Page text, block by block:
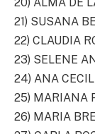
21) SUSANA
22) CLAUDIA
23) SELENE
24) ANA
25) MARIANA
26) MARIA